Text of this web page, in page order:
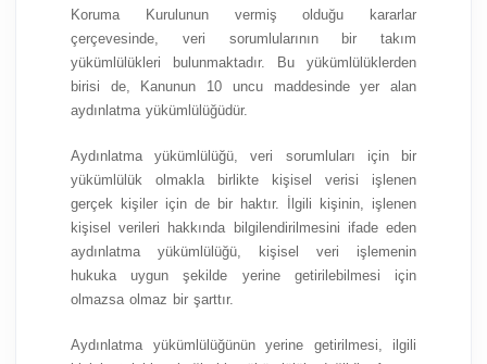
Koruma Kurulunun vermiş olduğu kararlar
çerçevesinde, veri sorumlularının bir takım
yükümlülükleri bulunmaktadır. Bu yükümlülüklerden
birisi de, Kanunun 10 uncu maddesinde yer alan
aydınlatma yükümlülüğüdür.
Aydınlatma yükümlülüğü, veri sorumluları için bir
yükümlülük olmakla birlikte kişisel verisi işlenen
gerçek kişiler için de bir haktır. İlgili kişinin, işlenen
kişisel verileri hakkında bilgilendirilmesini ifade eden
aydınlatma yükümlülüğü, kişisel veri işlemenin
hukuka uygun şekilde yerine getirilebilmesi için
olmazsa olmaz bir şarttır.
Aydınlatma yükümlülüğünün yerine getirilmesi, ilgili